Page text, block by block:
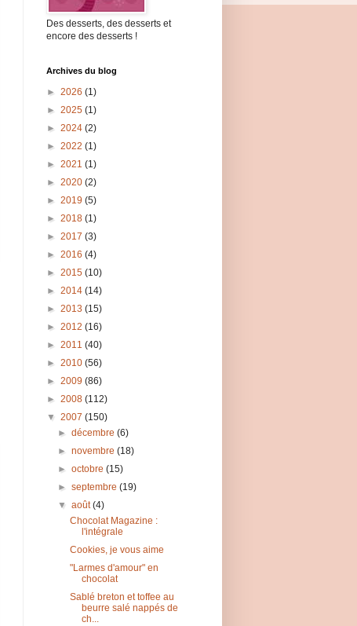
Des desserts, des desserts et
encore des desserts !
Archives du blog
► 2026 (1)
► 2025 (1)
► 2024 (2)
► 2022 (1)
► 2021 (1)
► 2020 (2)
► 2019 (5)
► 2018 (1)
► 2017 (3)
► 2016 (4)
► 2015 (10)
► 2014 (14)
► 2013 (15)
► 2012 (16)
► 2011 (40)
► 2010 (56)
► 2009 (86)
► 2008 (112)
▼ 2007 (150)
►décembre(6)
►novembre(18)
►octobre(15)
►septembre(19)
▼août(4)
Chocolat Magazine :
l'intégrale
Cookies, je vous aime
"Larmes d'amour" en
chocolat
Sablé breton et toffee au
beurre salé nappés de
ch...